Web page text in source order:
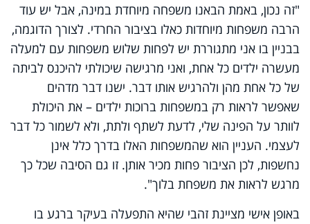
"זה נכון, באמת הבאנו משפחה מיוחדת במינה, אבל יש עוד
הרבה משפחות מיוחדות כאלו בציבור החרדי. לצורך הדוגמה,
בבניין בו אני מתגוררת יש לפחות שלוש משפחות עם למעלה
מעשרה ילדים כל אחת, ואני מרגישה שיכולתי להיכנס לביתה
של כל אחת מהן ולהרגיש אותו דבר. ישנו דבר מדהים
שאפשר לראות רק במשפחות ברוכות ילדים – את היכולת
לוותר על הפינה שלי, לדעת לשתף ולתת, ולא לשמור כל דבר
לעצמי. העניין הוא שהמשפחות האלו בדרך כלל אינן
נחשפות, לכן הציבור פחות מכיר אותן. זו גם הסיבה שכל כך
מרגש לראות את משפחת בלוך".
באופן אישי מציינת זהבי שהיא התפעלה בעיקר ברגע בו